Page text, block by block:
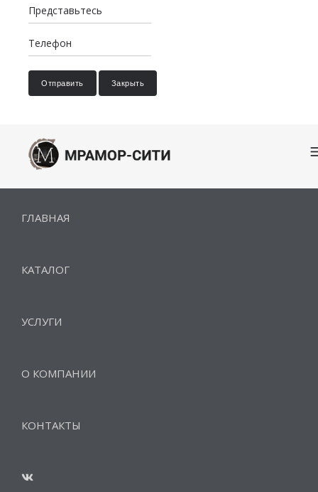
Отправить Закрыть
ГЛАВНАЯ
КАТАЛОГ
УСЛУГИ
О КОМПАНИИ
КОНТАКТЫ